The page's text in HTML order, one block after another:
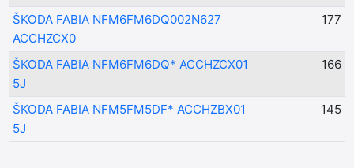
ŠKODA FABIA NFM6FM6DQ002N627
ACCHZCX0
177
ŠKODA FABIA NFM6FM6DQ* ACCHZCX01
5J
166
ŠKODA FABIA NFM5FM5DF* ACCHZBX01
5J
145